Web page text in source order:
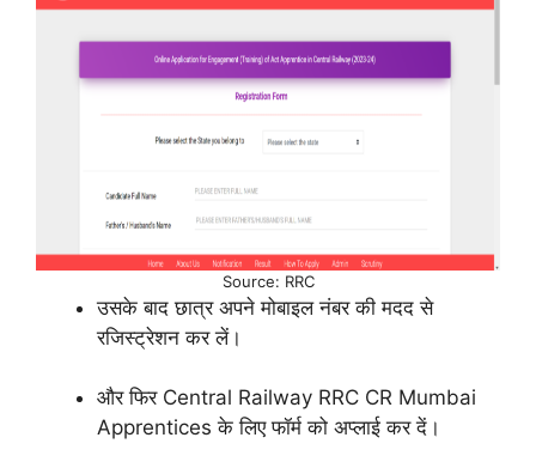
Source: RRC
उसके बाद छात्र अपने मोबाइल नंबर की मदद से
रजिस्ट्रेशन कर लें।
और फिर Central Railway RRC CR Mumbai
Apprentices के लिए फॉर्म को अप्लाई कर दें।